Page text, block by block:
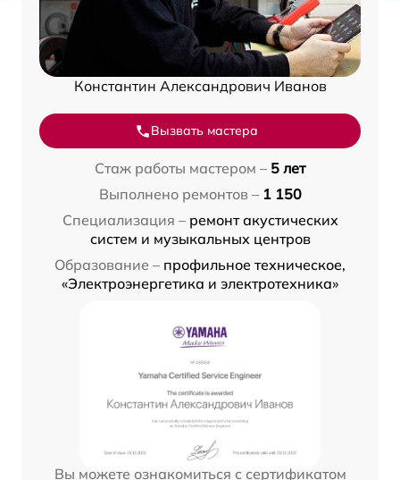
Константин Александрович Иванов
Вызвать мастера
Стаж работы мастером – 5 лет
Выполнено ремонтов – 1 150
Специализация – ремонт акустических
систем и музыкальных центров
Образование – профильное техническое,
«Электроэнергетика и электротехника»
Вы можете ознакомиться с сертификатом